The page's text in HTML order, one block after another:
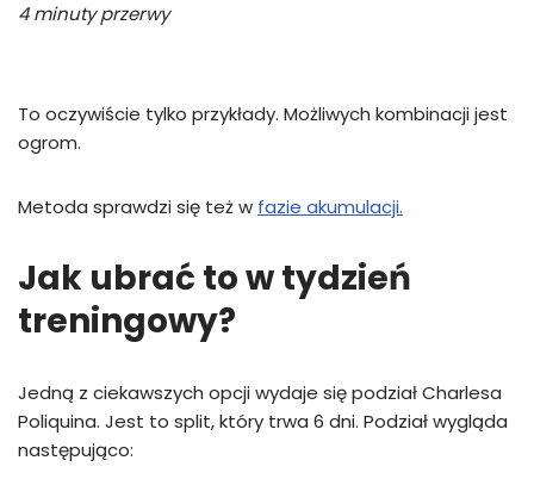
4 minuty przerwy
To oczywiście tylko przykłady. Możliwych kombinacji jest
ogrom.
Metoda sprawdzi się też w fazie akumulacji.
Jak ubrać to w tydzień
treningowy?
Jedną z ciekawszych opcji wydaje się podział Charlesa
Poliquina. Jest to split, który trwa 6 dni. Podział wygląda
następująco: